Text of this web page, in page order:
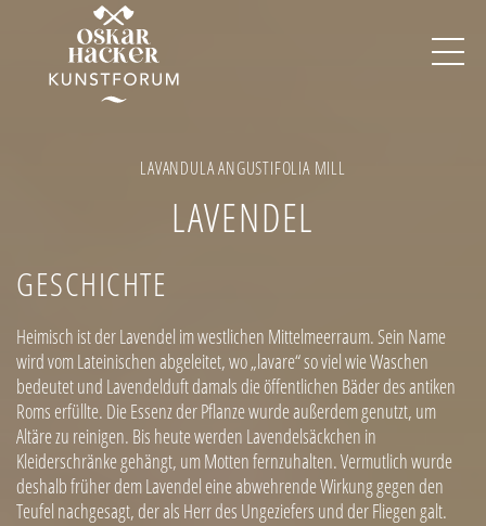
LAVANDULA ANGUSTIFOLIA MILL
LAVENDEL
GESCHICHTE
Heimisch ist der Lavendel im westlichen Mittelmeerraum. Sein Name
wird vom Lateinischen abgeleitet, wo „lavare“ so viel wie Waschen
bedeutet und Lavendelduft damals die öffentlichen Bäder des antiken
Roms erfüllte. Die Essenz der Pflanze wurde außerdem genutzt, um
Altäre zu reinigen. Bis heute werden Lavendelsäckchen in
Kleiderschränke gehängt, um Motten fernzuhalten. Vermutlich wurde
deshalb früher dem Lavendel eine abwehrende Wirkung gegen den
Teufel nachgesagt, der als Herr des Ungeziefers und der Fliegen galt.